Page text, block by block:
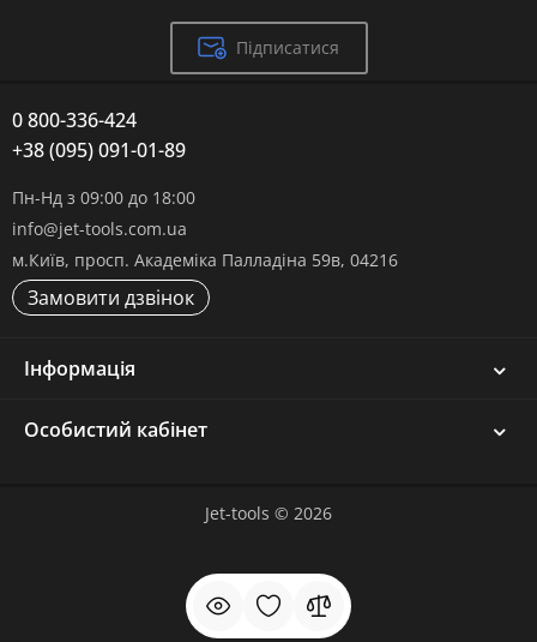
Підписатися
0 800-336-424
+38 (095) 091-01-89
Пн-Нд з 09:00 до 18:00
info@jet-tools.com.ua
м.Київ, просп. Академіка Палладіна 59в, 04216
Замовити дзвінок
Інформація
Особистий кабінет
Jet-tools © 2026